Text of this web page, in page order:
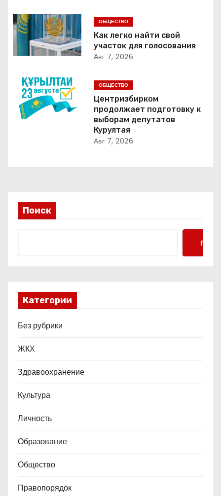
и
я
п
о
з
а
я
м
ОБЩЕСТВО
Как легко найти свой
участок для голосования
Авг 7, 2026
ОБЩЕСТВО
Центризбирком
продолжает подготовку к
выборам депутатов
Курултая
Авг 7, 2026
Поиск
Поиск
Категории
Без рубрики
ЖКХ
Здравоохранение
Культура
Личность
Образование
Общество
Правопорядок